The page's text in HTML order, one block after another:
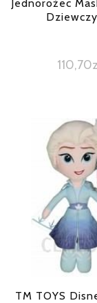
Jednorożec
110,70
TM TOYS